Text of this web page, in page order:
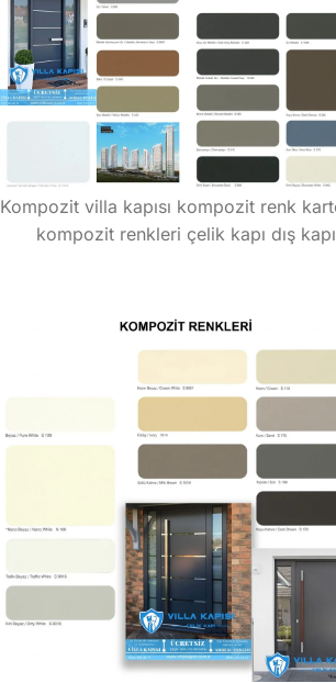
Kompozit villa kapısı kompozit renk
kompozit renkleri çelik kapı dış kapı